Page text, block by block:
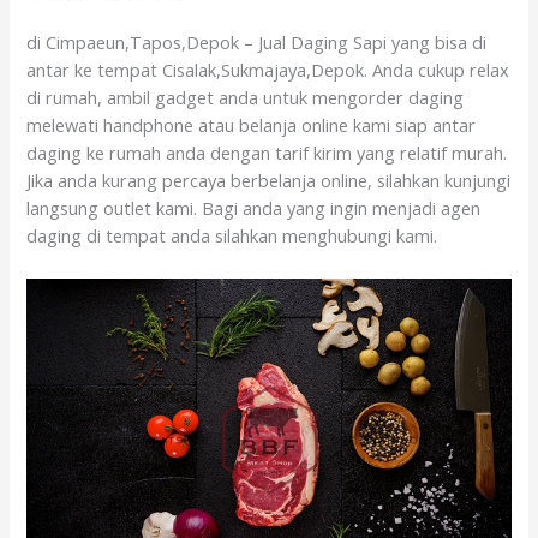
di Cimpaeun,Tapos,Depok – Jual Daging Sapi yang bisa di
antar ke tempat Cisalak,Sukmajaya,Depok. Anda cukup relax
di rumah, ambil gadget anda untuk mengorder daging
melewati handphone atau belanja online kami siap antar
daging ke rumah anda dengan tarif kirim yang relatif murah.
Jika anda kurang percaya berbelanja online, silahkan kunjungi
langsung outlet kami. Bagi anda yang ingin menjadi agen
daging di tempat anda silahkan menghubungi kami.